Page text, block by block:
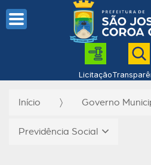
Licitação
Início Governo
Previdência Social